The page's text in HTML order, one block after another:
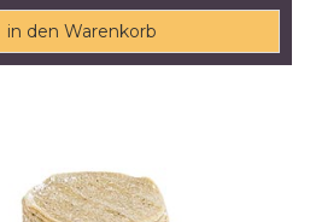
in den Warenkorb